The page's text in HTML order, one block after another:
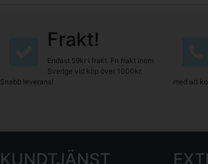
Frakt!
Endast 59kr i frakt. Fri frakt inom
Sverige vid köp över 1000kr.
Snabb leverans!
med att
KUNDTJÄNST